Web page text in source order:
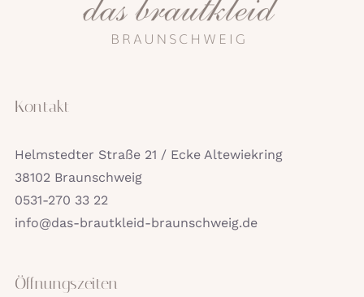
Kontakt
Helmstedter Straße 21 / Ecke Altewiekring
38102 Braunschweig
0531-270 33 22
info@das-brautkleid-braunschweig.de
Öffnungszeiten